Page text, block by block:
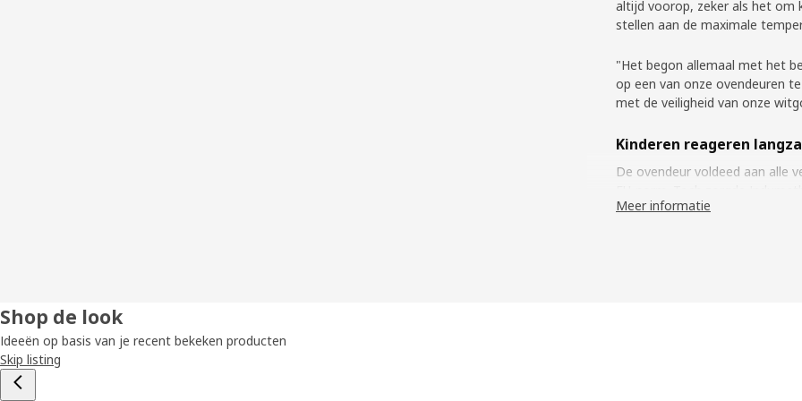
altijd voorop, zeker als het om
stellen aan de maximale
"Het begon allemaal met het
op een van onze ovendeuren
met de veiligheid van onze
Kinderen reageren
De ovendeur voldeed aan alle
Zou er iets mis mee zijn?
Meer informatie
Shop de look
Ideeën op basis van je recent bekeken producten
Skip listing